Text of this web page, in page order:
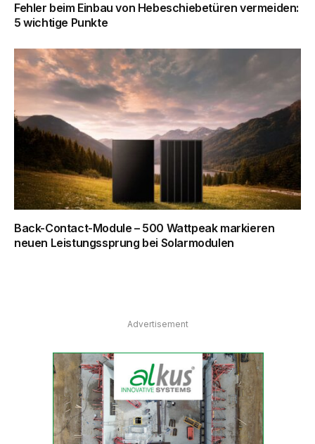
Fehler beim Einbau von Hebeschiebetüren vermeiden:
5 wichtige Punkte
Back-Contact-Module – 500 Wattpeak markieren
neuen Leistungssprung bei Solarmodulen
Advertisement